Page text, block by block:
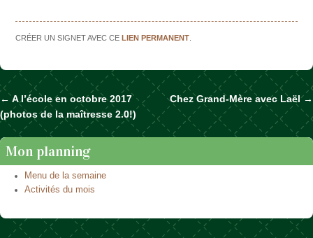
CRÉER UN SIGNET AVEC CELIEN PERMANENT
Naviguer dans les articles
←A l’école en octobre 2017
(photos de la maîtresse 2.0!)
Chez Grand-Mère avec Laël→
Mon planning
Menu de la semaine
Activités du mois